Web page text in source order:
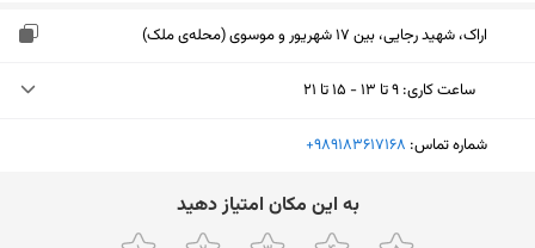
اراک، شهید رجایی، بین 17 شهریور و موسوی (محله‌ی ملک)
ساعت کاری: ۹ تا ۱۳ - ۱۵ تا ۲۱
دوشنبه (امروز)
۹ تا ۱۳ - ۱۵ تا ۲۱
شماره تماس: ‎+989183617168
ﺑﻪ اﯾﻦ ﻣﮑﺎن اﻣﺘﯿﺎز دﻫﯿﺪ